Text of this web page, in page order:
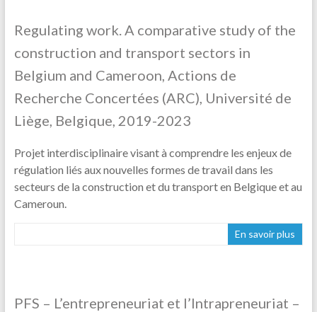
Regulating work. A comparative study of the
construction and transport sectors in
Belgium and Cameroon, Actions de
Recherche Concertées (ARC), Université de
Liège, Belgique, 2019-2023
Projet interdisciplinaire visant à comprendre les enjeux de
régulation liés aux nouvelles formes de travail dans les
secteurs de la construction et du transport en Belgique et au
Cameroun.
En savoir plus
PFS – L’entrepreneuriat et l’Intrapreneuriat –